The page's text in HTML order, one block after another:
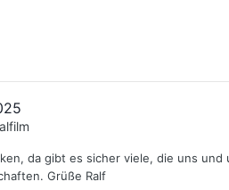
da gibt es sicher viele, die uns
Grüße Ralf